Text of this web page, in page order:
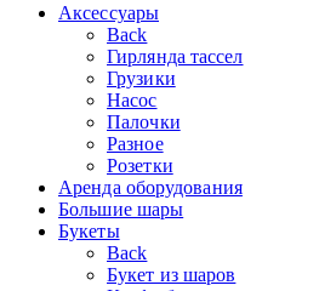
Аксессуары
Back
Гирлянда тассел
Грузики
Насос
Палочки
Разное
Розетки
Аренда оборудования
Большие шары
Букеты
Back
Букет из шаров